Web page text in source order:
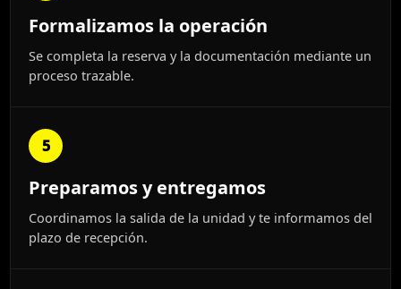
Formalizamos la operación
Se completa la reserva y la documentación mediante un
proceso trazable.
5
Preparamos y entregamos
Coordinamos la salida de la unidad y te informamos del
plazo de recepción.